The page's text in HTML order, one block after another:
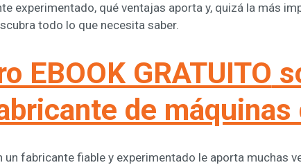
experimentado, qué ventajas aporta y, quizá la más
todo lo que necesita saber.
EBOOK GRATUITO
de máquinas
fabricante fiable y experimentado le aporta muchas